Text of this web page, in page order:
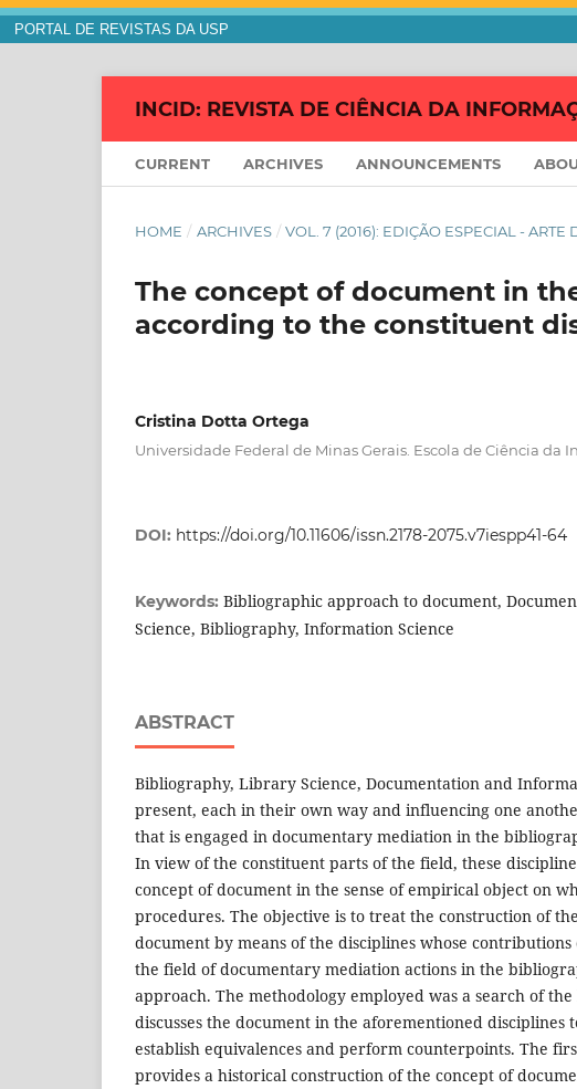
PORTAL DE REVISTAS DA USP
INCID: REVISTA DE CIÊNCIA DA
CURRENT ARCHIVES ANNOUNCEMENTS
HOME / ARCHIVES / VOL. 7 (2016): EDIÇÃO ESPECIAL - ARTE
The concept of document in
according to the constituent
Cristina Dotta Ortega
Universidade Federal de Minas Gerais. Escola de Ciência da
DOI: https://doi.org/10.11606/issn.2178-2075.v7iespp41-64
Keywords: Bibliographic approach to document,
Science, Bibliography, Information Science
ABSTRACT
Bibliography, Library Science, Documentation and
present, each in their own way and influencing one
that is engaged in documentary mediation in the
In view of the constituent parts of the field, these
concept of document in the sense of empirical object on
procedures. The objective is to treat the construction of
document by means of the disciplines whose
the field of documentary mediation actions in the
approach. The methodology employed was a search of
discusses the document in the aforementioned disciplines
establish equivalences and perform counterpoints. The
provides a historical construction of the concept of